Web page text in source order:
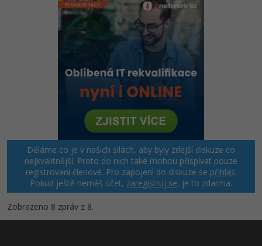
Děláme co je v našich silách, aby byly zdejší diskuze co
nejkvalitnější. Proto do nich také mohou přispívat pouze
registrovaní členové. Pro zapojení do diskuze se přihlas.
Pokud ještě nemáš účet, zaregistruj se, je to zdarma.
Zobrazeno 8 zpráv z 8.